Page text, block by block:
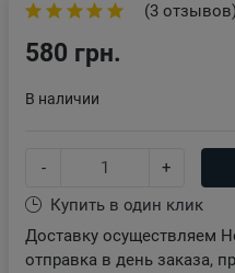
(3 отзывов)
580 грн.
В наличии
- +
Купить в один клик
Доставку осуществляем
отправка в день заказа,